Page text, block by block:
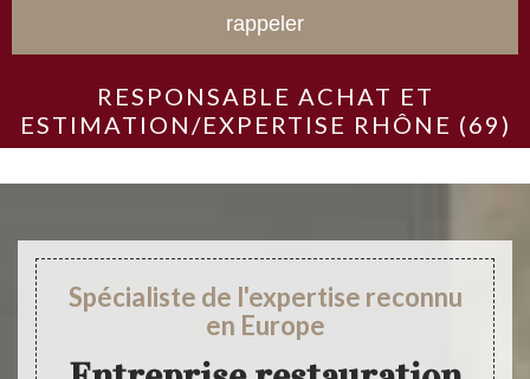
RESPONSABLE ACHAT ET
ESTIMATION/EXPERTISE RHÔNE (69)
Spécialiste de l'expertise reconnu
en Europe